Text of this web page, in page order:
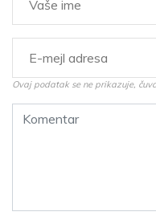
Ovaj podatak se ne prikazuje,